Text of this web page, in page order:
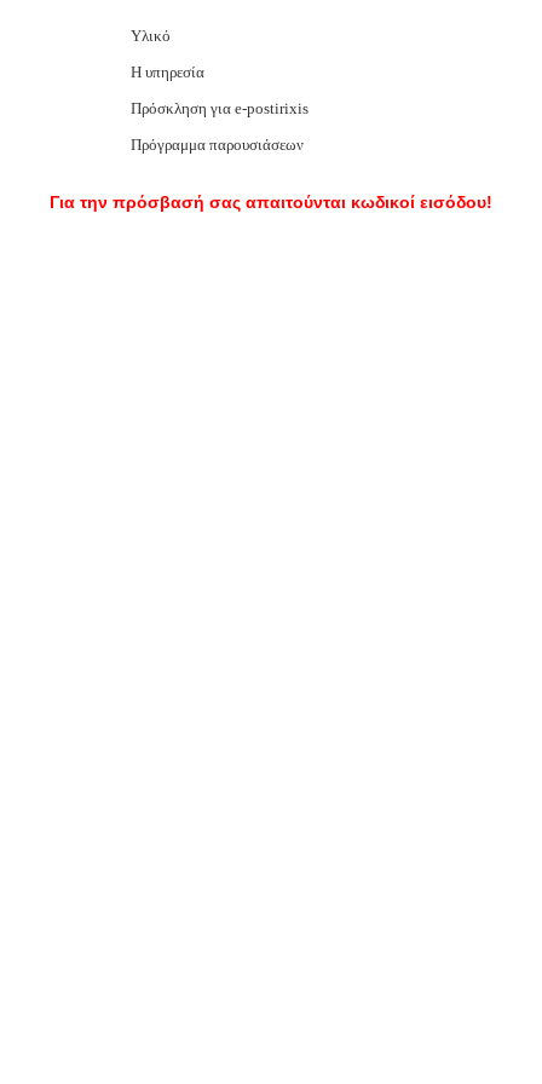
Υλικό
Η υπηρεσία
Πρόσκληση για e-postirixis
Πρόγραμμα παρουσιάσεων
Για την πρόσβασή σας απαιτούνται κωδικοί εισόδου!